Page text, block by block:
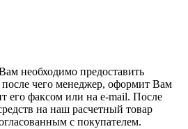
необходимо предоставить
чего менеджер, оформит Вам
его факсом или на e-mail. После
на наш расчетный товар
с покупателем.